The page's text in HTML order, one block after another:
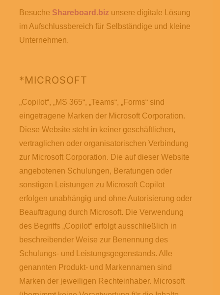
Besuche Shareboard.biz unsere digitale Lösung
im Aufschlussbereich für Selbständige und kleine
Unternehmen.
*MICROSOFT
„Copilot“, „MS 365“, „Teams“, „Forms“ sind
eingetragene Marken der Microsoft Corporation.
Diese Website steht in keiner geschäftlichen,
vertraglichen oder organisatorischen Verbindung
zur Microsoft Corporation. Die auf dieser Website
angebotenen Schulungen, Beratungen oder
sonstigen Leistungen zu Microsoft Copilot
erfolgen unabhängig und ohne Autorisierung oder
Beauftragung durch Microsoft. Die Verwendung
des Begriffs „Copilot“ erfolgt ausschließlich in
beschreibender Weise zur Benennung des
Schulungs- und Leistungsgegenstands. Alle
genannten Produkt- und Markennamen sind
Marken der jeweiligen Rechteinhaber. Microsoft